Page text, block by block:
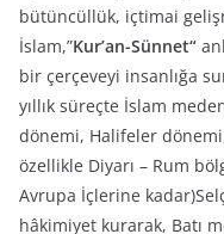
bütüncüllük, içtimai
İslam,”Kur’an-Sünnet“
bir çerçeveyi insanlığa
yıllık süreçte İslam
dönemi, Halifeler
özellikle Diyarı – Rum
Avrupa İçlerine
hâkimiyet kurarak, Batı